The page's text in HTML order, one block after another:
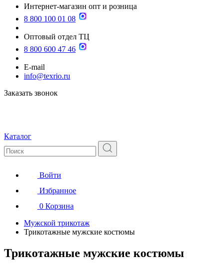
Интернет-магазин опт и розница
8 800 100 01 08
Оптовый отдел ТЦ
8 800 600 47 46
E-mail
info@texrio.ru
Заказать звонок
Каталог
Войти
Избранное
0 Корзина
Мужской трикотаж
Трикотажные мужские костюмы
Трикотажные мужские костюмы